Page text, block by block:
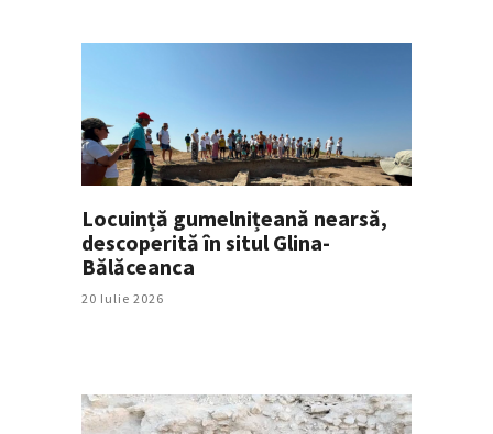
Locuință gumelnițeană nearsă,
descoperită în situl Glina-
Bălăceanca
20 Iulie 2026